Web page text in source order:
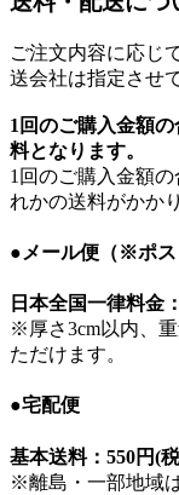
ご注文内容に応じ
送会社は指定させ
1回のご購入金額
料となります。
1回のご購入金額
れかの送料がかか
●メール便（※ポス
日本全国一律料金：
※厚さ3cm以内、
ただけます。
●宅配便
基本送料： 550円(
※離島・一部地域